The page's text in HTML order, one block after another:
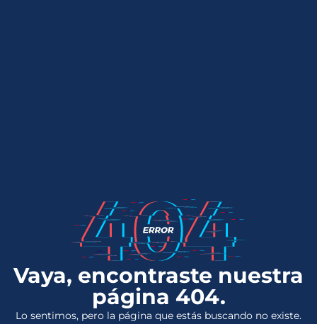
Vaya, encontraste nuestra
página 404.
Lo sentimos, pero la página que estás buscando no existe.